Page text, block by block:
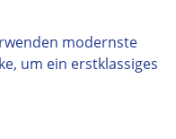
modernste
um ein erstklassiges